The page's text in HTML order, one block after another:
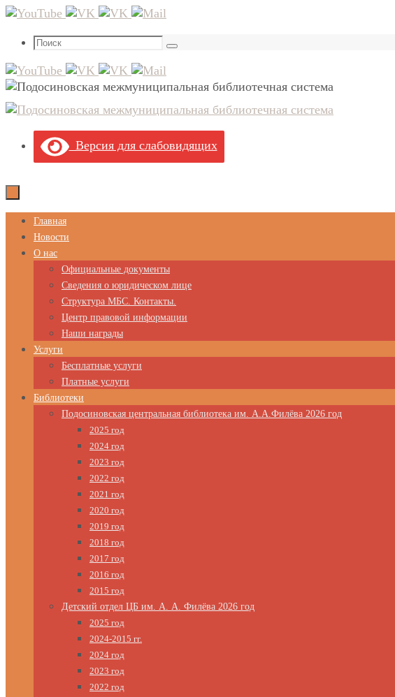
Перейти
содержимому
Что
Поиск
Версия для слабовидящих
Перейти
содержимому
Главная
Новости
О нас
Официальные документы
Сведения о юридическом лице
Структура МБС. Контакты.
Центр правовой информации
Наши награды
Услуги
Бесплатные услуги
Платные услуги
Библиотеки
Подосиновская центральная библиотека им. А.А.Филёва 2026 год
2025 год
2024 год
2023 год
2022 год
2021 год
2020 год
2019 год
2018 год
2017 год
2016 год
2015 год
Детский отдел ЦБ им. А. А. Филёва 2026 год
2025 год
2024-2015 гг.
2024 год
2023 год
2022 год